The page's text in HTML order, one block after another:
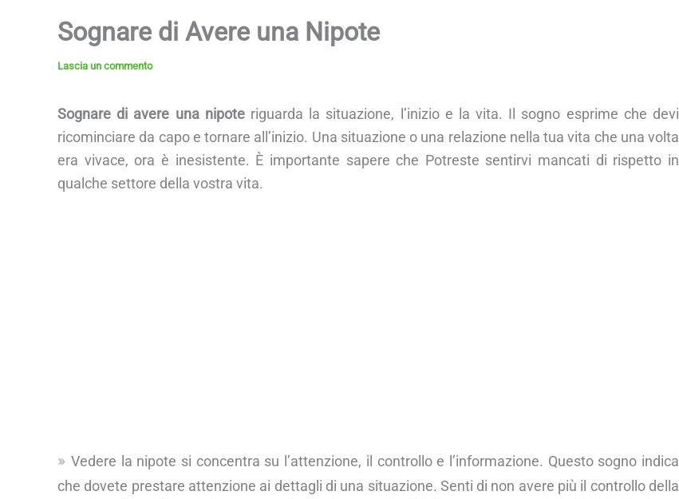
Sognare di Avere una Nipote
Lascia un commento
Sognare di avere una nipoteriguarda la situazione, l’inizio e la vita. Il sogno esprime che devi
ricominciare da capo e tornare all’inizio. Una situazione o una relazione nella tua vita che una volta
era vivace, ora è inesistente. È importante sapere che Potreste sentirvi mancati di rispetto in
qualche settore della vostra vita.
Vedere la nipote si concentra su l’attenzione, il controllo e l’informazione. Questo sogno indica
che dovete prestare attenzione ai dettagli di una situazione. Senti di non avere più il controllo della